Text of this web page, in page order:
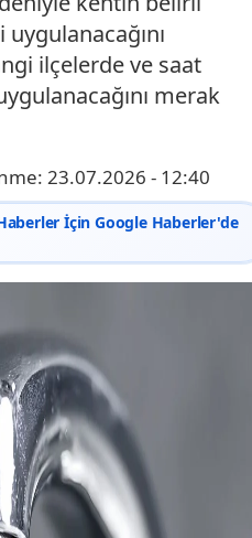
ilçelerde ve saat
merak
23.07.2026 - 12:40
İçin Google Haberler'de